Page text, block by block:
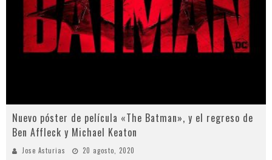
Nuevo póster de película «The Batman», y el regreso de
Ben Affleck y Michael Keaton
Jose Asturias
20 agosto, 2020